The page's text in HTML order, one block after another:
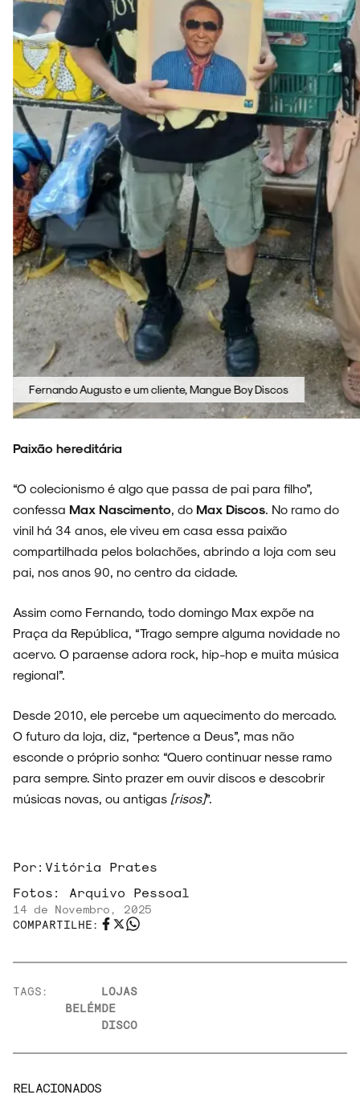
NOVIDADES
NOIZE RECORD CLUB
SOBRE
Fernando Augusto e um cliente, Mangue Boy Discos
Paixão hereditária
“O colecionismo é algo que passa de pai para filho”,
confessa Max Nascimento , do Max Discos . No ramo do
vinil há 34 anos, ele viveu em casa essa paixão
compartilhada pelos bolachões, abrindo a loja com seu
pai, nos anos 90, no centro da cidade.
Assim como Fernando, todo domingo Max expõe na
Praça da República, “Trago sempre alguma novidade no
acervo. O paraense adora rock, hip-hop e muita música
regional”.
Desde 2010, ele percebe um aquecimento do mercado.
O futuro da loja, diz, “pertence a Deus”, mas não
esconde o próprio sonho: “Quero continuar nesse ramo
para sempre. Sinto prazer em ouvir discos e descobrir
músicas novas, ou antigas [risos]”.
Por: Vitória Prates
Fotos: Arquivo Pessoal
14 de Novembro, 2025
COMPARTILHE:
TAGS:
BELÉM
LOJAS
DE
DISCO
RELACIONADOS